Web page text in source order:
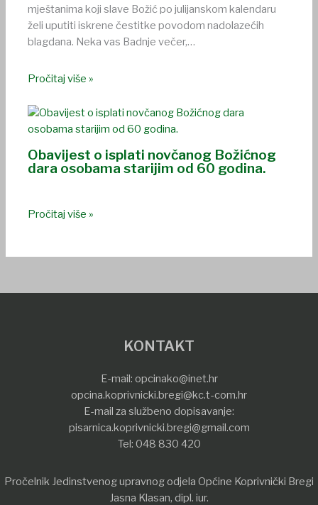
mještanima koji slave Božić po julijanskom kalendaru
želi uputiti iskrene čestitke povodom nadolazećih
blagdana. Neka vas Badnje večer,…
Pročitaj više »
Obavijest o isplati novčanog Božićnog
dara osobama starijim od 60 godina.
Pročitaj više »
KONTAKT
E-mail: opcinako@inet.hr
opcina.koprivnicki.bregi@kc.t-com.hr
E-mail za službeno dopisavanje:
pisarnica.koprivnicki.bregi@gmail.com
Tel: 048 830 420
Pročelnik Jedinstvenog upravnog odjela Općine Koprivnički Bregi
Jasna Klasan, dipl. iur.